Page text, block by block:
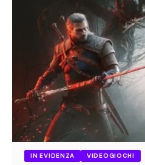
IN EVIDENZA VIDEOGIOCHI